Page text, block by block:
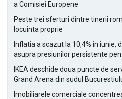
a Comisiei Europene
Peste trei sferturi dintre tinerii
locuinta proprie
Inflatia a scazut la 10,4% in iunie,
asupra presiunilor persistente
IKEA deschide doua puncte de
Grand Arena din sudul
Imobiliarele comerciale